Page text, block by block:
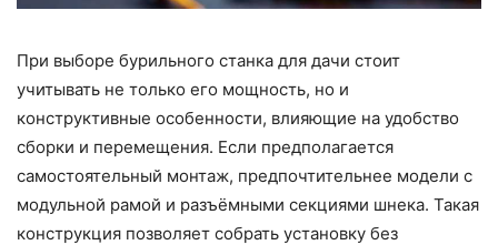
При выборе бурильного станка для дачи стоит
учитывать не только его мощность, но и
конструктивные особенности, влияющие на удобство
сборки и перемещения. Если предполагается
самостоятельный монтаж, предпочтительнее модели с
модульной рамой и разъёмными секциями шнека. Такая
конструкция позволяет собрать установку без